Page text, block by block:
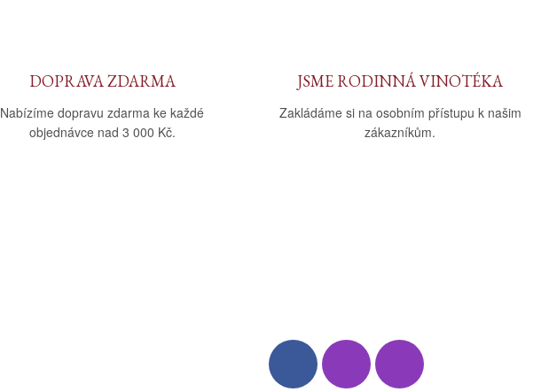
DOPRAVA ZDARMA
Nabízíme dopravu zdarma ke každé
objednávce nad 3 000 Kč.
JSME RODINNÁ VINOTÉKA
Zakládáme si na osobním přístupu k našim
zákazníkům.